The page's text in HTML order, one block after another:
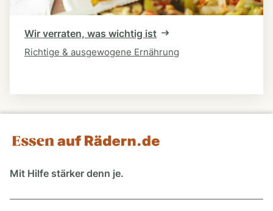
Wir verraten, was wichtig ist
Richtige & ausgewogene Ernährung
Mit Hilfe stärker denn je.